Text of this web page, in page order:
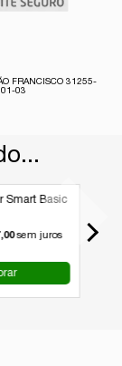
FRANCISCO 31255-
03